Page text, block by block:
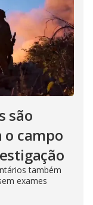
são
campo
também
exames